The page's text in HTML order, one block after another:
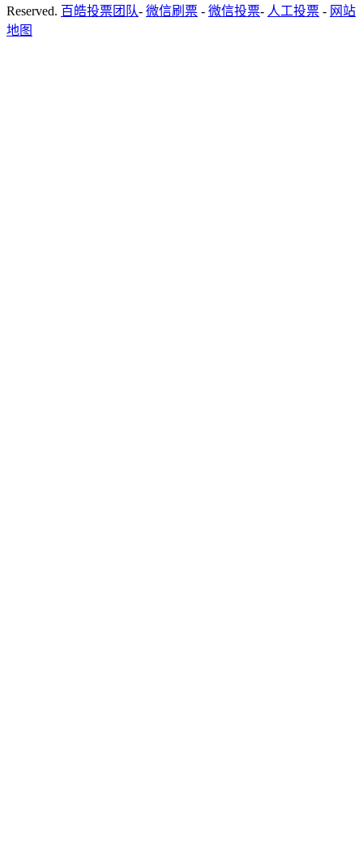
Reserved. 百皓投票团队- 微信刷票 - 微信投票- 人工投票 - 网站
地图